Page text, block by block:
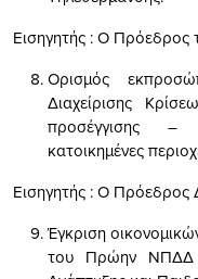
Εισηγητής : Ο
Ορισμός
Διαχείρισης
προσέγγισης –
κατοικημένες
Εισηγητής : Ο Πρόεδρος
Έγκριση
του Πρώην ΝΠΔΔ